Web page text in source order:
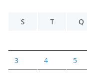
S
T Q
3 4 5